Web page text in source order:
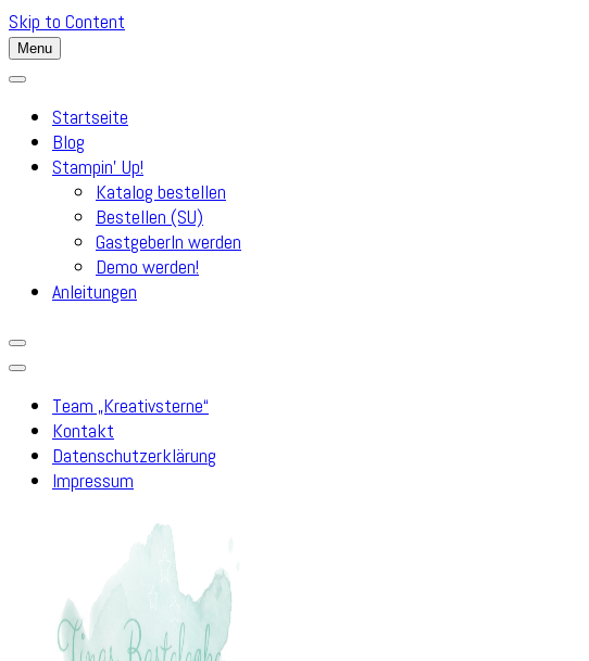
Skip to Content
Menu
Startseite
Blog
Stampin’ Up!
Katalog bestellen
Bestellen (SU)
GastgeberIn werden
Demo werden!
Anleitungen
Team „Kreativsterne“
Kontakt
Datenschutzerklärung
Impressum